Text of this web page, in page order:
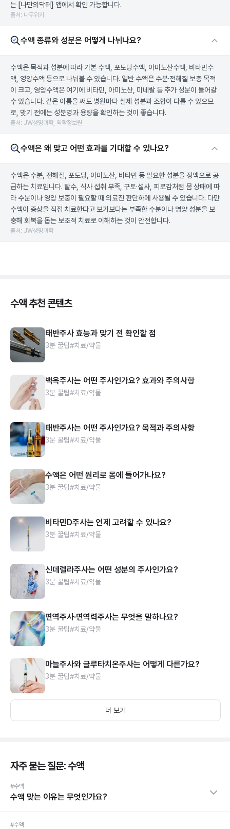
는 [나만의닥터] 앱에서 확인 가능합니다.
출처: 나무위키
수액 종류와 성분은 어떻게 나뉘나요?
수액은 목적과 성분에 따라 기본 수액, 포도당수액, 아미노산수액, 비타민수
액, 영양수액 등으로 나눠볼 수 있습니다. 일반 수액은 수분·전해질 보충 목적
이 크고, 영양수액은 여기에 비타민, 아미노산, 미네랄 등 추가 성분이 들어갈
수 있습니다. 같은 이름을 써도 병원마다 실제 성분과 조합이 다를 수 있으므
로, 맞기 전에는 성분명과 용량을 확인하는 것이 좋습니다.
출처: JW생명과학, 약학정보원
수액은 왜 맞고 어떤 효과를 기대할 수 있나요?
수액은 수분, 전해질, 포도당, 아미노산, 비타민 등 필요한 성분을 정맥으로 공
급하는 치료입니다. 탈수, 식사 섭취 부족, 구토·설사, 피로감처럼 몸 상태에 따
라 수분이나 영양 보충이 필요할 때 의료진 판단하에 사용될 수 있습니다. 다만
수액이 증상을 직접 치료한다고 보기보다는 부족한 수분이나 영양 성분을 보
충해 회복을 돕는 보조적 치료로 이해하는 것이 안전합니다.
출처: JW생명과학
수액 추천 콘텐츠
태반주사 효능과 맞기 전 확인할 점
3분 꿀팁#치료/약물
백옥주사는 어떤 주사인가요? 효과와 주의사항
3분 꿀팁#치료/약물
태반주사는 어떤 주사인가요? 목적과 주의사항
3분 꿀팁#치료/약물
수액은 어떤 원리로 몸에 들어가나요?
3분 꿀팁#치료/약물
비타민D주사는 언제 고려할 수 있나요?
3분 꿀팁#치료/약물
신데렐라주사는 어떤 성분의 주사인가요?
3분 꿀팁#치료/약물
면역주사·면역력주사는 무엇을 말하나요?
3분 꿀팁#치료/약물
마늘주사와 글루타치온주사는 어떻게 다른가요?
3분 꿀팁#치료/약물
더 보기
자주 묻는 질문: 수액
#수액
수액 맞는 이유는 무엇인가요?
#수액